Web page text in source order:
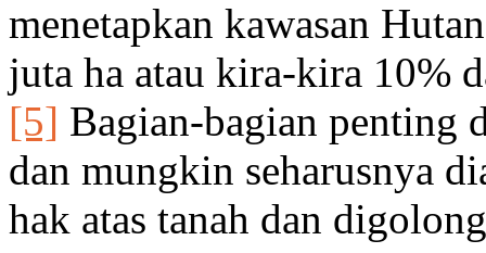
menetapkan kawasan
juta ha atau kira-kira 10%
[5] Bagian-bagian penting
dan mungkin seharusnya
hak atas tanah dan